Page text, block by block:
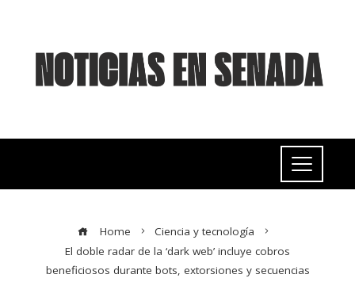
Home
Ciencia y tecnología
El doble radar de la ‘dark web’ incluye cobros
beneficiosos durante bots, extorsiones y secuencias